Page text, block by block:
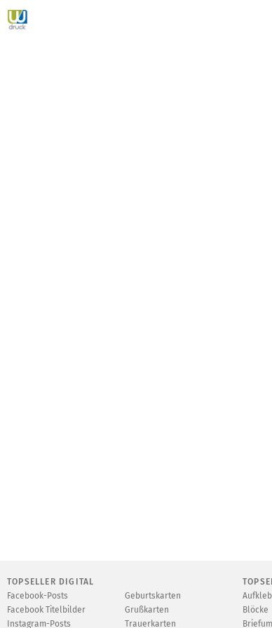
TOPSELLER DIGITAL
Facebook-Posts
Facebook Titelbilder
Instagram-Posts
Geburtskarten
Grußkarten
Trauerkarten
Blöcke